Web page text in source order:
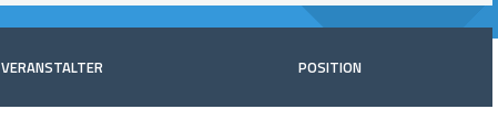
VERANSTALTER POSITION